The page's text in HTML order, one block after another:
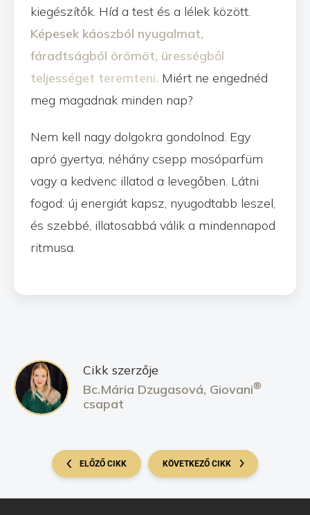
kiegészítők. Híd a test és a lélek között.
Képesek káoszból nyugalmat,
fáradtságból örömöt, ürességből
teljességet teremteni. Miért ne engednéd
meg magadnak minden nap?
Nem kell nagy dolgokra gondolnod. Egy
apró gyertya, néhány csepp mosóparfüm
vagy a kedvenc illatod a levegőben. Látni
fogod: új energiát kapsz, nyugodtabb leszel,
és szebbé, illatosabbá válik a mindennapod
ritmusa.
Cikk szerzője
Bc.Mária Dzugasová, Giovani®
csapat
ELŐZŐ CIKK KÖVETKEZŐ CIKK